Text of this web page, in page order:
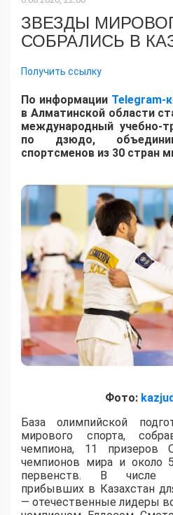
ЗВЕЗДЫ
СОБРАЛИСЬ В
Получить ссылку
По информации Telegram-
в Алматинской области
международный учебно-
по дзюдо,
спортсменов из 30 стран
Фото:
База олимпийской
мирового спорта,
чемпиона, 11 призеров
чемпионов мира и около
первенств. В числе
прибывших в Казахстан
— отечественные лидеры